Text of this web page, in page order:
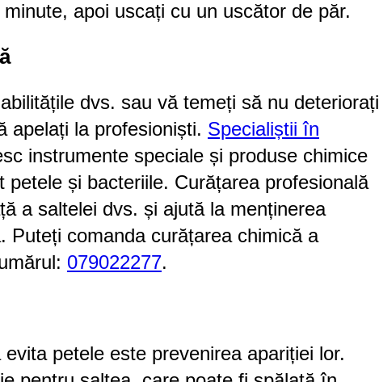
apoi uscați cu un uscător de păr.
dvs. sau vă temeți să nu deteriorați
apelați la profesioniști. Specialiștii în
instrumente speciale și produse chimice
petele și bacteriile. Curățarea profesională
a saltelei dvs. și ajută la menținerea
Puteți comanda curățarea chimică a
079022277.
petele este prevenirea apariției lor.